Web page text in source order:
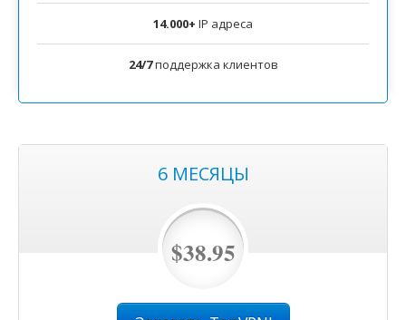
14.000+ IP адреса
24/7поддержка клиентов
6 MЕСЯЦЫ
$38.95